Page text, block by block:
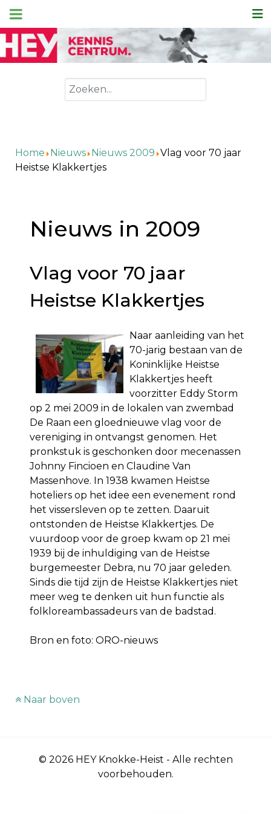
Zoeken
Home Nieuws Nieuws 2009 Vlag voor 70 jaar
Heistse Klakkertjes
Nieuws in 2009
Vlag voor 70 jaar
Heistse Klakkertjes
Naar aanleiding van het
70-jarig bestaan van de
Koninklijke Heistse
Klakkertjes heeft
voorzitter Eddy Storm
op 2 mei 2009 in de lokalen van zwembad
De Raan een gloednieuwe vlag voor de
vereniging in ontvangst genomen. Het
pronkstuk is geschonken door mecenassen
Johnny Fincioen en Claudine Van
Massenhove. In 1938 kwamen Heistse
hoteliers op het idee een evenement rond
het vissersleven op te zetten. Daaruit
ontstonden de Heistse Klakkertjes. De
vuurdoop voor de groep kwam op 21 mei
1939 bij de inhuldiging van de Heistse
burgemeester Debra, nu 70 jaar geleden.
Sinds die tijd zijn de Heistse Klakkertjes niet
meer weg te denken uit hun functie als
folkloreambassadeurs van de badstad.
Bron en foto: ORO-nieuws
Naar boven
© 2026 HEY Knokke-Heist - Alle rechten
voorbehouden.